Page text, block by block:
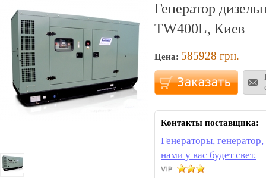
Генератор
TW400L, Киев
Цена: 585928 грн.
Контакты поставщика:
Генераторы,
нами у вас будет свет.